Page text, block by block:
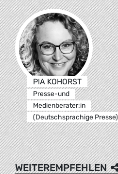
PIA KOHORST
Presse-und
Medienberater:in
(Deutschsprachige Presse)
WEITEREMPFEHLEN